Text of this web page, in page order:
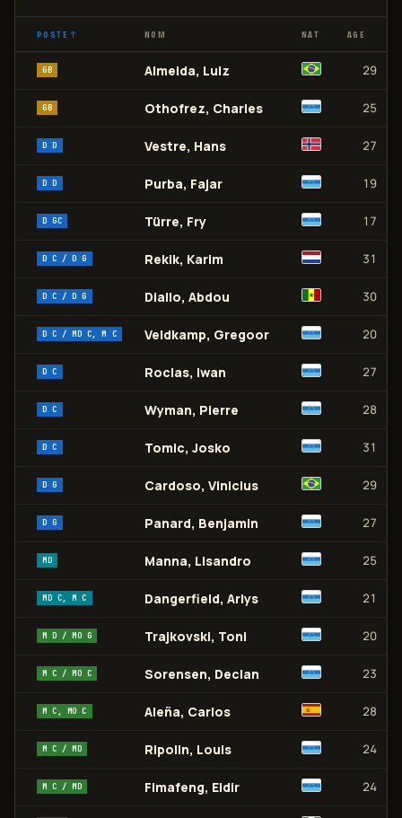
POSTE ↑ NOM NAT AGE
GB Almeida, Luiz 29
GB Othofrez, Charles 25
D D Vestre, Hans 27
D D Purba, Fajar 19
D GC Türre, Fry 17
D C / D G Rekik, Karim 31
D C / D G Diallo, Abdou 30
D C / MD C, M C Veldkamp, Gregoor 20
D C Roclas, Iwan 27
D C Wyman, Pierre 28
D C Tomic, Josko 31
D G Cardoso, Vinicius 29
D G Panard, Benjamin 27
MD Manna, Lisandro 25
MD C, M C Dangerfield, Arlys 21
M D / MO G Trajkovski, Toni 20
M C / MO C Sorensen, Declan 23
M C, MO C Aleña, Carlos 28
M C / MD Ripolin, Louis 24
M C / MD Fimafeng, Eldir 24